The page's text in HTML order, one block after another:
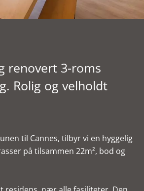
renovert 3-roms
Rolig og velholdt
til Cannes, tilbyr vi en hyggelig
på tilsammen 22m², bod og